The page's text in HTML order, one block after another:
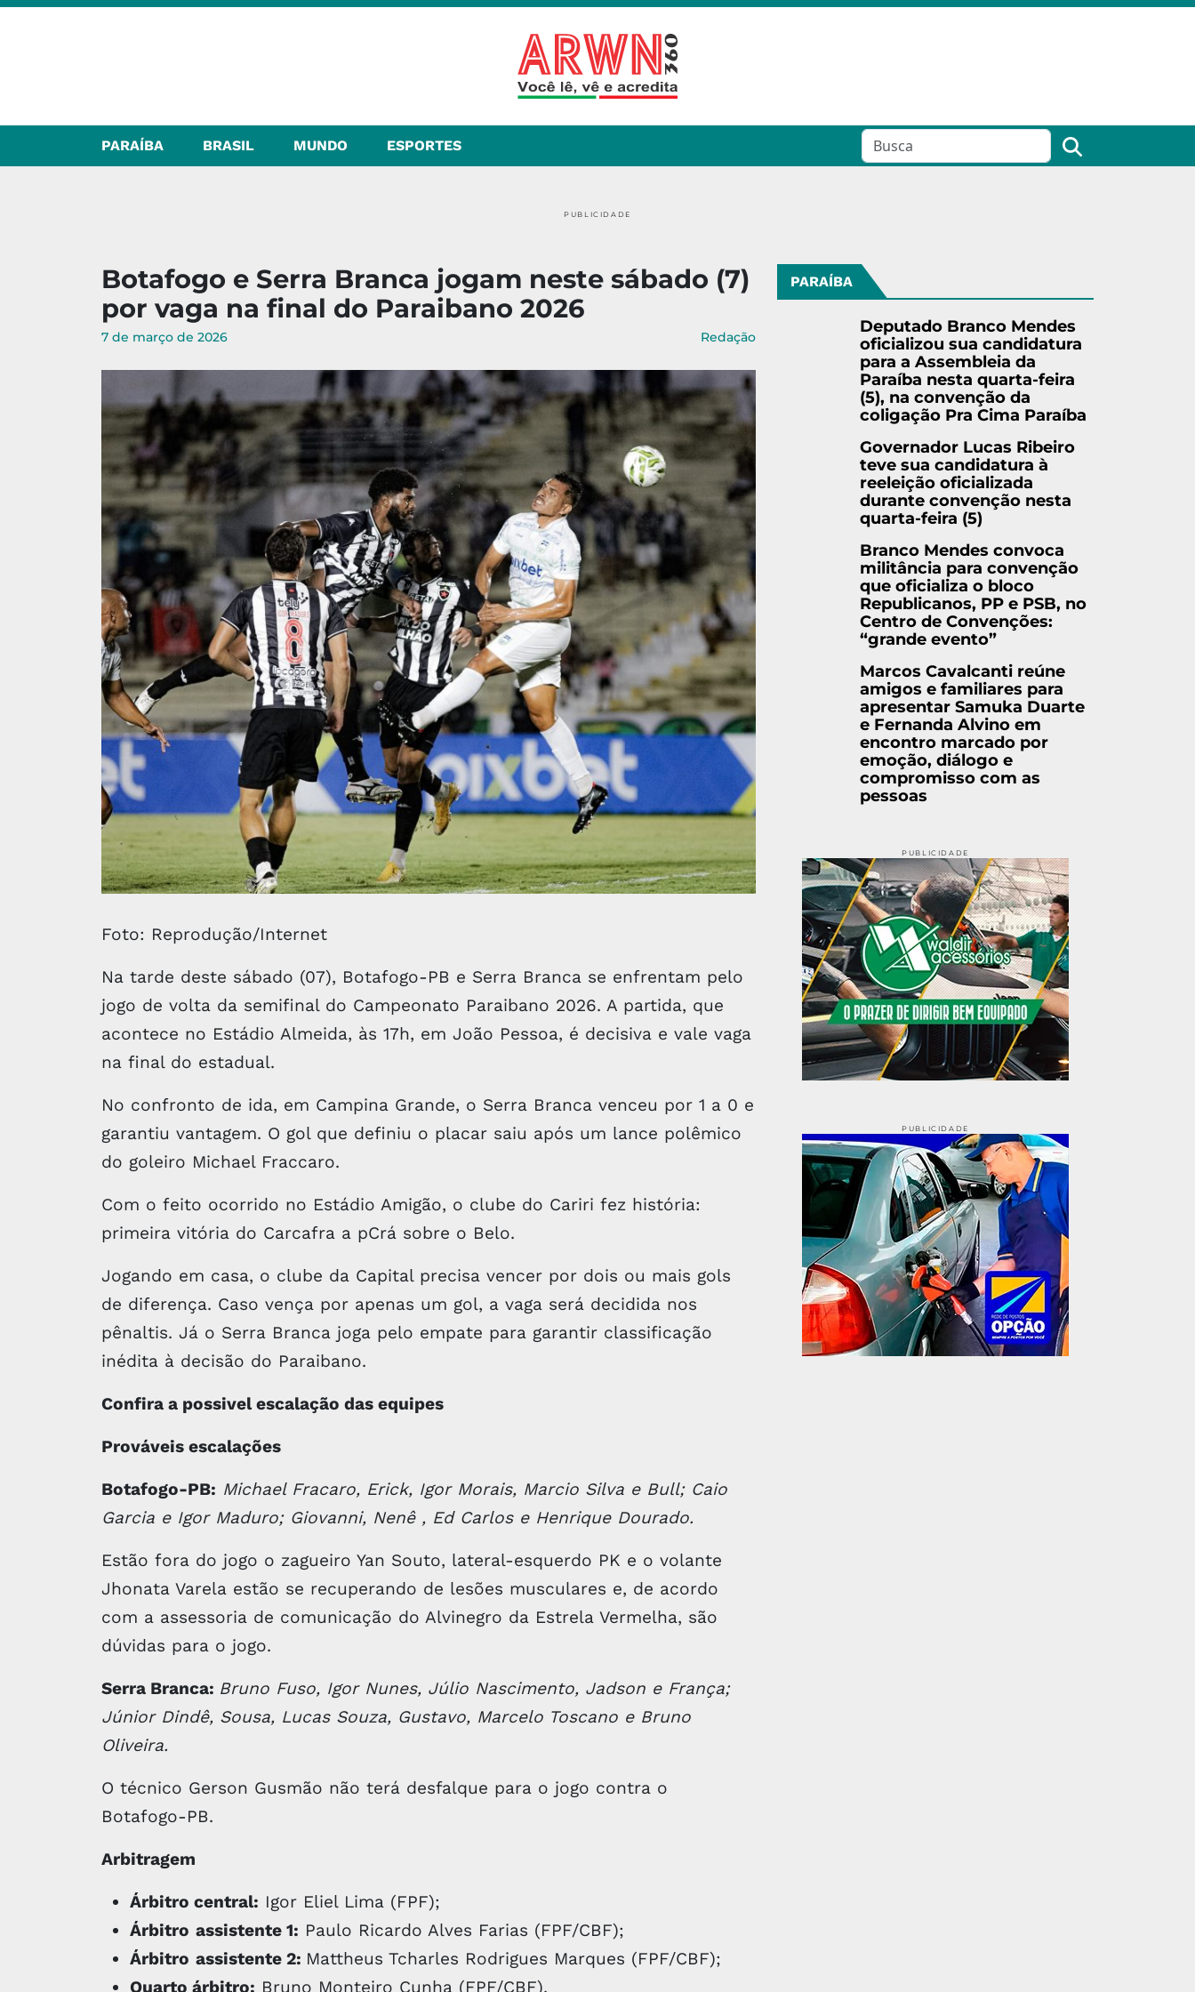
PARAÍBA BRASIL MUNDO ESPORTES
PUBLICIDADE
Botafogo e Serra Branca jogam neste sábado (7)
por vaga na final do Paraibano 2026
7 de março de 2026 Redação
Foto: Reprodução/Internet
Na tarde deste sábado (07), Botafogo-PB e Serra Branca se enfrentam pelo
jogo de volta da semifinal do Campeonato Paraibano 2026. A partida, que
acontece no Estádio Almeida, às 17h, em João Pessoa, é decisiva e vale vaga
na final do estadual.
No confronto de ida, em Campina Grande, o Serra Branca venceu por 1 a 0 e
garantiu vantagem. O gol que definiu o placar saiu após um lance polêmico
do goleiro Michael Fraccaro.
Com o feito ocorrido no Estádio Amigão, o clube do Cariri fez história:
primeira vitória do Carcafra a pCrá sobre o Belo.
Jogando em casa, o clube da Capital precisa vencer por dois ou mais gols
de diferença. Caso vença por apenas um gol, a vaga será decidida nos
pênaltis. Já o Serra Branca joga pelo empate para garantir classificação
inédita à decisão do Paraibano.
Confira a possivel escalação das equipes
Prováveis escalações
Botafogo-PB: Michael Fracaro, Erick, Igor Morais, Marcio Silva e Bull; Caio
Garcia e Igor Maduro; Giovanni, Nenê , Ed Carlos e Henrique Dourado.
Estão fora do jogo o zagueiro Yan Souto, lateral-esquerdo PK e o volante
Jhonata Varela estão se recuperando de lesões musculares e, de acordo
com a assessoria de comunicação do Alvinegro da Estrela Vermelha, são
dúvidas para o jogo.
Serra Branca: Bruno Fuso, Igor Nunes, Júlio Nascimento, Jadson e França;
Júnior Dindê, Sousa, Lucas Souza, Gustavo, Marcelo Toscano e Bruno
Oliveira.
O técnico Gerson Gusmão não terá desfalque para o jogo contra o
Botafogo-PB.
Arbitragem
Árbitro central: Igor Eliel Lima (FPF);
Árbitro assistente 1: Paulo Ricardo Alves Farias (FPF/CBF);
Árbitro assistente 2: Mattheus Tcharles Rodrigues Marques (FPF/CBF);
Quarto árbitro: Bruno Monteiro Cunha (FPF/CBF).
PARAÍBA
Deputado Branco Mendes
oficializou sua candidatura
para a Assembleia da
Paraíba nesta quarta-feira
(5), na convenção da
coligação Pra Cima Paraíba
Governador Lucas Ribeiro
teve sua candidatura à
reeleição oficializada
durante convenção nesta
quarta-feira (5)
Branco Mendes convoca
militância para convenção
que oficializa o bloco
Republicanos, PP e PSB, no
Centro de Convenções:
“grande evento”
Marcos Cavalcanti reúne
amigos e familiares para
apresentar Samuka Duarte
e Fernanda Alvino em
encontro marcado por
emoção, diálogo e
compromisso com as
pessoas
PUBLICIDADE
PUBLICIDADE